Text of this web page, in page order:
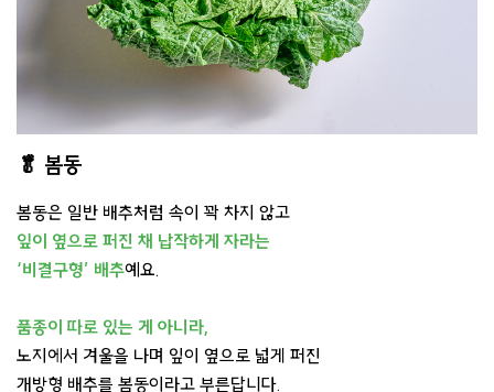
🥬 봄동
봄동은 일반 배추처럼 속이 꽉 차지 않고
잎이 옆으로 퍼진 채 납작하게 자라는
‘비결구형’ 배추예요.
품종이 따로 있는 게 아니라,
노지에서 겨울을 나며 잎이 옆으로 넓게 퍼진
개방형 배추를 봄동이라고 부른답니다.